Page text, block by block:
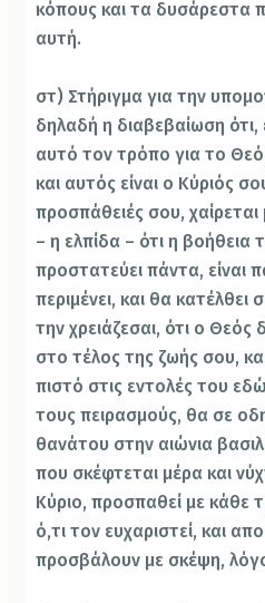
κόπους και τα δυσάρεστα
αυτή.
στ) Στήριγμα για την
δηλαδή η διαβεβαίωση ότι,
αυτό τον τρόπο για το
και αυτός είναι ο Κύριός
προσπάθειές σου, χαίρεται
– η ελπίδα – ότι η
προστατεύει πάντα, είναι
περιμένει, και θα
την χρειάζεσαι, ότι ο
στο τέλος της ζωής σου,
πιστό στις εντολές του
τους πειρασμούς, θα σε
θανάτου στην αιώνια
που σκέφτεται μέρα και
Κύριο, προσπαθεί με κάθε
ό,τι τον ευχαριστεί, και
προσβάλουν με σκέψη,